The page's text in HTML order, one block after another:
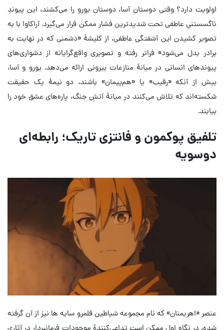
اولویت دارد؟ وقتی دوستان آسا، دوستان یورو را می‌کشند، این پیوندِ
ناگسستنیِ عاطفی تحت شدیدترین فشار ممکن قرار می‌گیرد. آراکاوا با به
تصویر کشیدن این آشفتگی عاطفی، از کلیشهٔ «دشمنی که در نهایت به
برادر بدل می‌شود» فراتر رفته و تصویری واقع‌گرایانه از دشواری‌های
پیوندهای انسانی در میانهٔ منازعات بیرونی ارائه می‌دهد. یورو و آسا،
بیش از آنکه «رقیب» یا «هم‌پیمان» باشند، دو نیمهٔ یک حقیقت
شکسته‌اند که تلاش می‌کنند در میانهٔ آتشِ جنگ، پاره‌های عشق خود را
بیابند.
تلفیق پوکمون و فانتزی تاریک؛ رابطه‌ای
دوسویه
عنصر «اهریمنان» که نام مجموعه شیاطین قلمرو سایه ها نیز از آن گرفته
شده، در نگاه اول ممکن است تداعی‌کنندهٔ موجودات فرمانبردار در آثاری